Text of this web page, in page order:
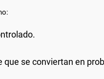
se conviertan en